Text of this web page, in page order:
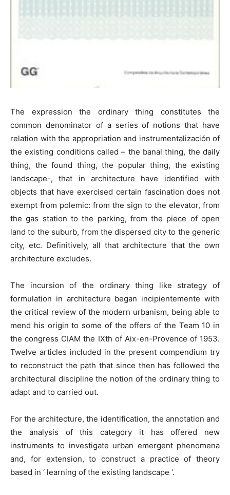
The expression the ordinary thing constitutes the
common denominator of a series of notions that have
relation with the appropriation and instrumentalización of
the existing conditions called – the banal thing, the daily
thing, the found thing, the popular thing, the existing
landscape-, that in architecture have identified with
objects that have exercised certain fascination does not
exempt from polemic: from the sign to the elevator, from
the gas station to the parking, from the piece of open
land to the suburb, from the dispersed city to the generic
city, etc. Definitively, all that architecture that the own
architecture excludes.
The incursion of the ordinary thing like strategy of
formulation in architecture began incipientemente with
the critical review of the modern urbanism, being able to
mend his origin to some of the offers of the Team 10 in
the congress CIAM the IXth of Aix-en-Provence of 1953.
Twelve articles included in the present compendium try
to reconstruct the path that since then has followed the
architectural discipline the notion of the ordinary thing to
adapt and to carried out.
For the architecture, the identification, the annotation and
the analysis of this category it has offered new
instruments to investigate urban emergent phenomena
and, for extension, to construct a practice of theory
based in ‘ learning of the existing landscape ‘.